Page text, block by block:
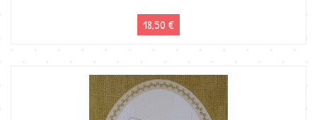
18,50 €